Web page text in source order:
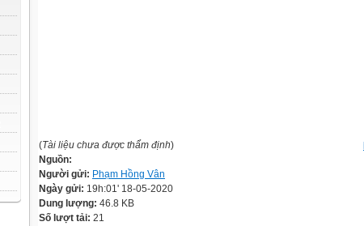
(Tài liệu chưa được thẩm định)
Nguồn:
Người gửi: Phạm Hồng Vân
Ngày gửi: 19h:01' 18-05-2020
Dung lượng: 46.8 KB
Số lượt tải: 21